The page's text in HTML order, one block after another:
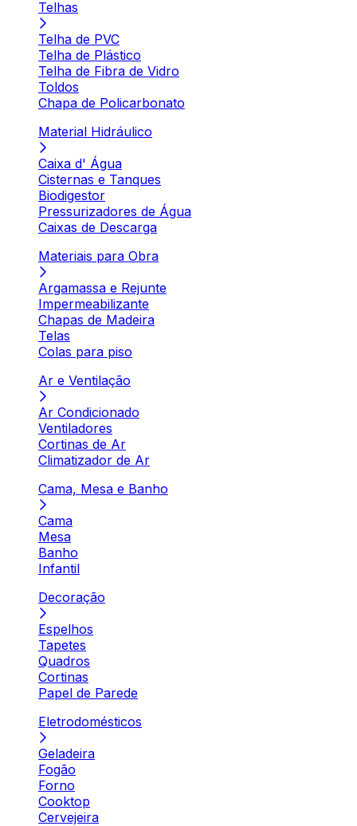
Telhas
Telha de PVC
Telha de Plástico
Telha de Fibra de Vidro
Toldos
Chapa de Policarbonato
Material Hidráulico
Caixa d' Água
Cisternas e Tanques
Biodigestor
Pressurizadores de Água
Caixas de Descarga
Materiais para Obra
Argamassa e Rejunte
Impermeabilizante
Chapas de Madeira
Telas
Colas para piso
Ar e Ventilação
Ar Condicionado
Ventiladores
Cortinas de Ar
Climatizador de Ar
Cama, Mesa e Banho
Cama
Mesa
Banho
Infantil
Decoração
Espelhos
Tapetes
Quadros
Cortinas
Papel de Parede
Eletrodomésticos
Geladeira
Fogão
Forno
Cooktop
Cervejeira